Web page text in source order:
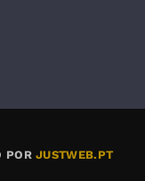
PORJUSTWEB.PT